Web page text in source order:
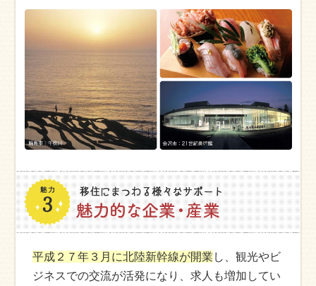
平成２７年３月に北陸新幹線が開業 し、観光やビ
ジネスでの交流が活発になり、求人も増加してい